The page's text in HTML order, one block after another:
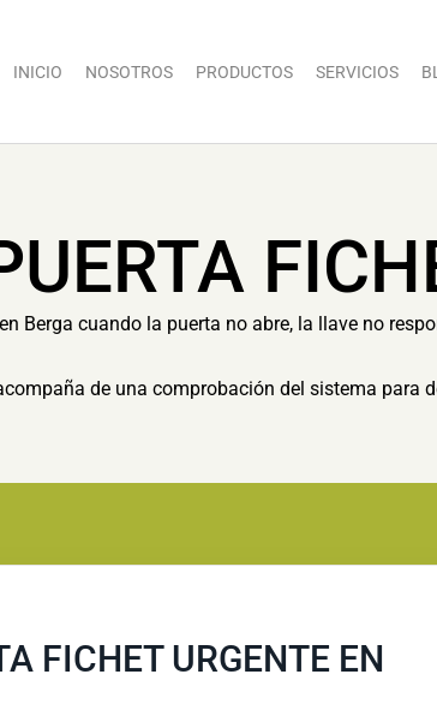
INICIO NOSOTROS PRODUCTOS SERVICIOS
Berga cuando la puerta no abre, la llave no
de una comprobación del sistema para
FICHET URGENTE EN